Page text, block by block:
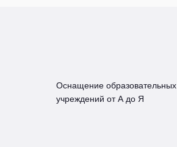
Оснащение образовательных
учреждений от А до Я